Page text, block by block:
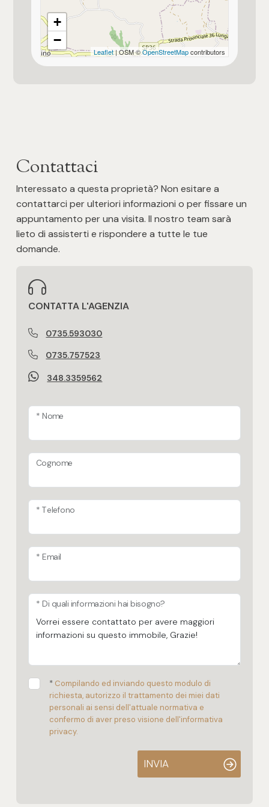
+
−
Leaflet| OSM ©OpenStreetMapcontributors
Contattaci
Interessato a questa proprietà? Non esitare a
contattarci per ulteriori informazioni o per fissare un
appuntamento per una visita. Il nostro team sarà
lieto di assisterti e rispondere a tutte le tue
domande.
CONTATTA L'AGENZIA
0735.593030
0735.757523
348.3359562
* Nome
Cognome
* Telefono
* Email
* Di quali informazioni hai bisogno?
* Compilando ed inviando questo modulo di
richiesta, autorizzo il trattamento dei miei dati
personali ai sensi dell'attuale normativa e
confermo di aver preso visione dell'informativa
privacy.
INVIA
Posto auto/Box
Balcone/Terrazzo
Lusso